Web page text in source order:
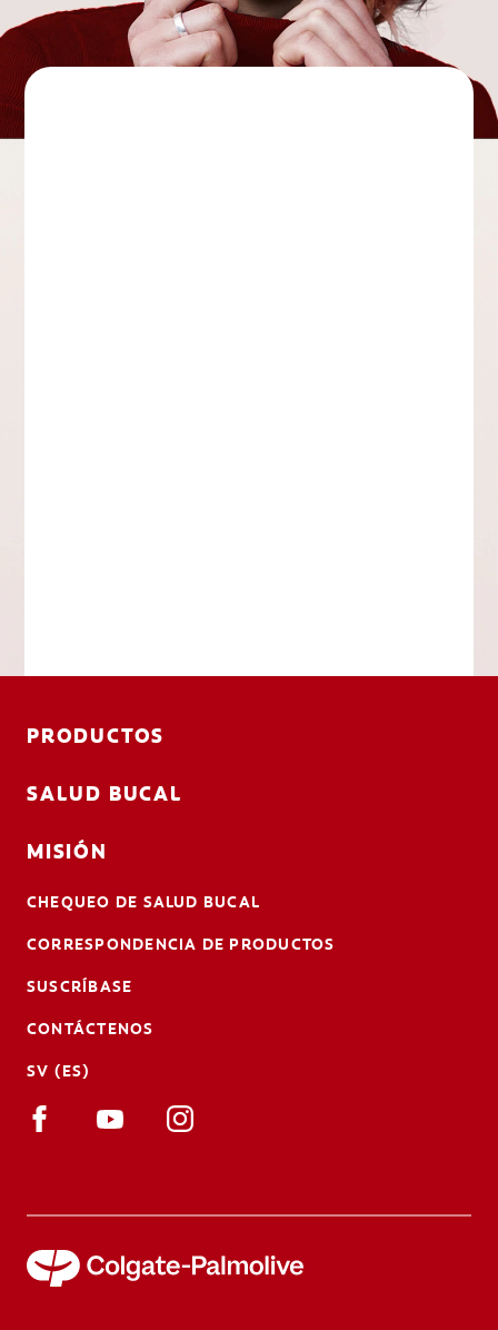
PRODUCTOS
SALUD BUCAL
MISIÓN
CHEQUEO DE SALUD BUCAL
CORRESPONDENCIA DE PRODUCTOS
SUSCRÍBASE
CONTÁCTENOS
SV (ES)